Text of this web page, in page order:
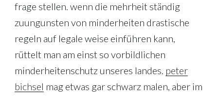
frage stellen. wenn die mehrheit ständig
zuungunsten von minderheiten drastische
regeln auf legale weise einführen kann,
rüttelt man am einst so vorbildlichen
minderheitenschutz unseres landes. peter
bichsel mag etwas gar schwarz malen, aber im